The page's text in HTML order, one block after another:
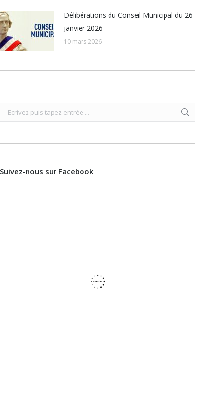
Délibérations du Conseil Municipal du 26
janvier 2026
10 mars 2026
Recherche
:
Suivez-nous sur Facebook